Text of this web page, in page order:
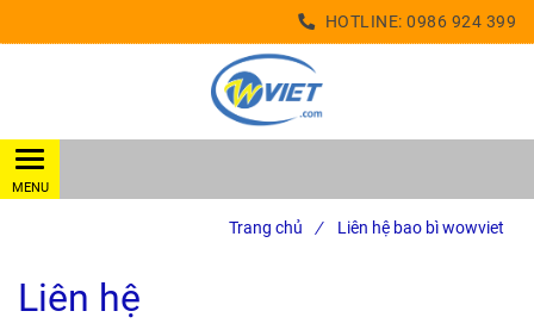
HOTLINE: 0986 924 399
Trang chủ / Liên hệ bao bì wowviet
Liên hệ